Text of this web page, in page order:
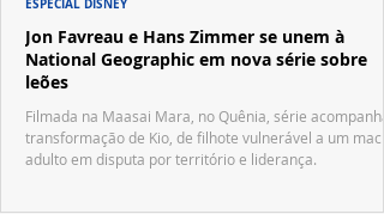
Jon Favreau e Hans Zimmer se unem à
National Geographic em nova série sobre
leões
Filmada na Maasai Mara, no Quênia, série acompanha
transformação de Kio, de filhote vulnerável a um
adulto em disputa por território e liderança.
ESPECIAL DISNEY